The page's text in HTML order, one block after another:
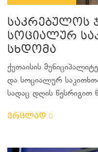
საკრებულოს
სოციალურ
სხდომა
ქუთაისის
და სოციალურ
სადაც დღის წესრიგით
ვრცლად